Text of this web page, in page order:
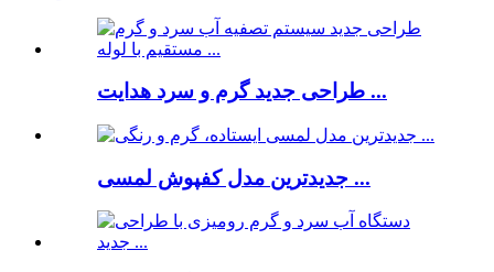
طراحی جدید گرم و سرد هدایت ...
جدیدترین مدل کفپوش لمسی ...